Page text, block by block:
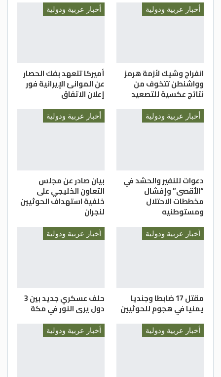
أخبار عربية ودولية
انفراج وشيك لأزمة هرمز
وواشنطن تتخوف من
نتائج عكسية للتصعيد
أخبار عربية ودولية
أميركا تتعهد بفك الحصار
عن الموانئ الإيرانية فور
إعلان الاتفاق
أخبار عربية ودولية
دعوات للنفير والحشد في
“الأقصى” وإفشال
مخططات الاحتلال
ومستوطنيه
أخبار عربية ودولية
بيان صادر عن مجلس
التعاون الخليجي على
خلفية استهداف الحوثيين
لنجران
أخبار عربية ودولية
مقتل 17 ضابطا وجنديا
يمنيا في هجوم للحوثيين
أخبار عربية ودولية
حلف عسكري جديد بين 3
دول يرى النور في مكة
أخبار عربية ودولية أخبار عربية ودولية